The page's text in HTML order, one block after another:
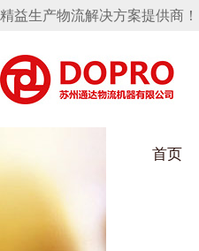
精益生产物流解决方案提供商！
首页
葫芦娃下载最污架
桶水箱支架